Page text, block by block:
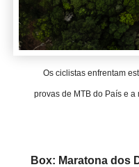
Os ciclistas enfrentam
provas de MTB do País e
Box: Maratona dos